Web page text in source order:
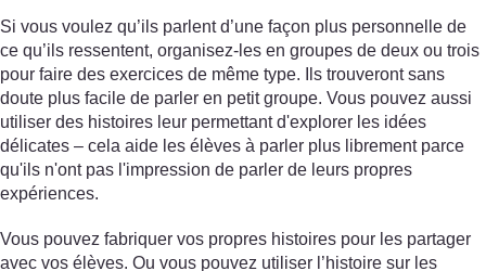
Si vous voulez qu’ils parlent d’une façon plus personnelle de
ce qu’ils ressentent, organisez-les en groupes de deux ou trois
pour faire des exercices de même type. Ils trouveront sans
doute plus facile de parler en petit groupe. Vous pouvez aussi
utiliser des histoires leur permettant d'explorer les idées
délicates – cela aide les élèves à parler plus librement parce
qu'ils n'ont pas l'impression de parler de leurs propres
expériences.
Vous pouvez fabriquer vos propres histoires pour les partager
avec vos élèves. Ou vous pouvez utiliser l’histoire sur les